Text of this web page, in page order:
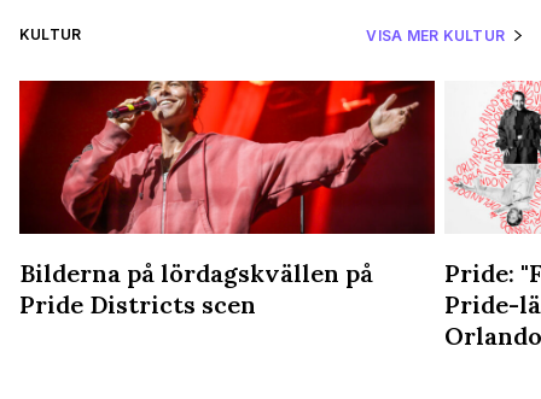
KULTUR VISA MER KULTUR
Bilderna på lördagskvällen på
Pride Districts scen
Pride:
Pride-
Orlando